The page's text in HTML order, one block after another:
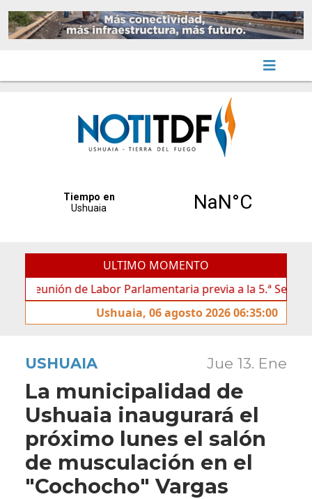
ULTIMO MOMENTO
de Labor Parlamentaria previa a la 5.ª Sesión
Ushuaia, 06 agosto 2026 06:35:00
USHUAIA Jue 13. Ene
La municipalidad de
Ushuaia inaugurará el
próximo lunes el salón
de musculación en el
"Cochocho" Vargas